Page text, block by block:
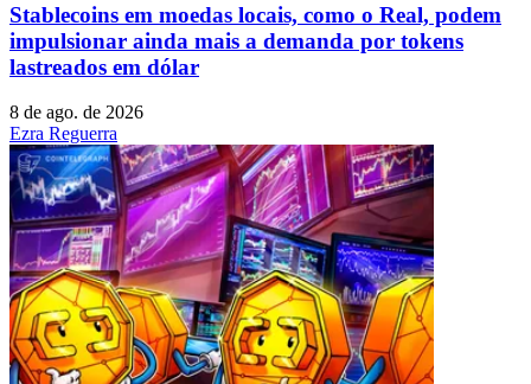
Stablecoins ​​em moedas locais, como o Real, podem
impulsionar ainda mais a demanda por tokens
lastreados em dólar
8 de ago. de 2026
Ezra Reguerra